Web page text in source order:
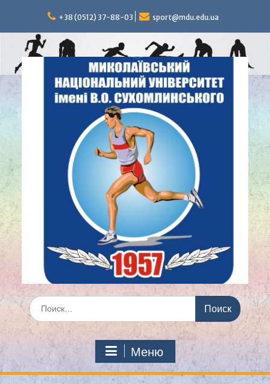
содержимому
+38 (0512) 37-88-03 sport@mdu.edu.ua
Искать:
Меню